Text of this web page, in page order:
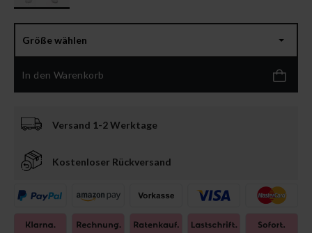
Größe wählen
In den Warenkorb
Versand 1-2 Werktage
Kostenloser Rückversand